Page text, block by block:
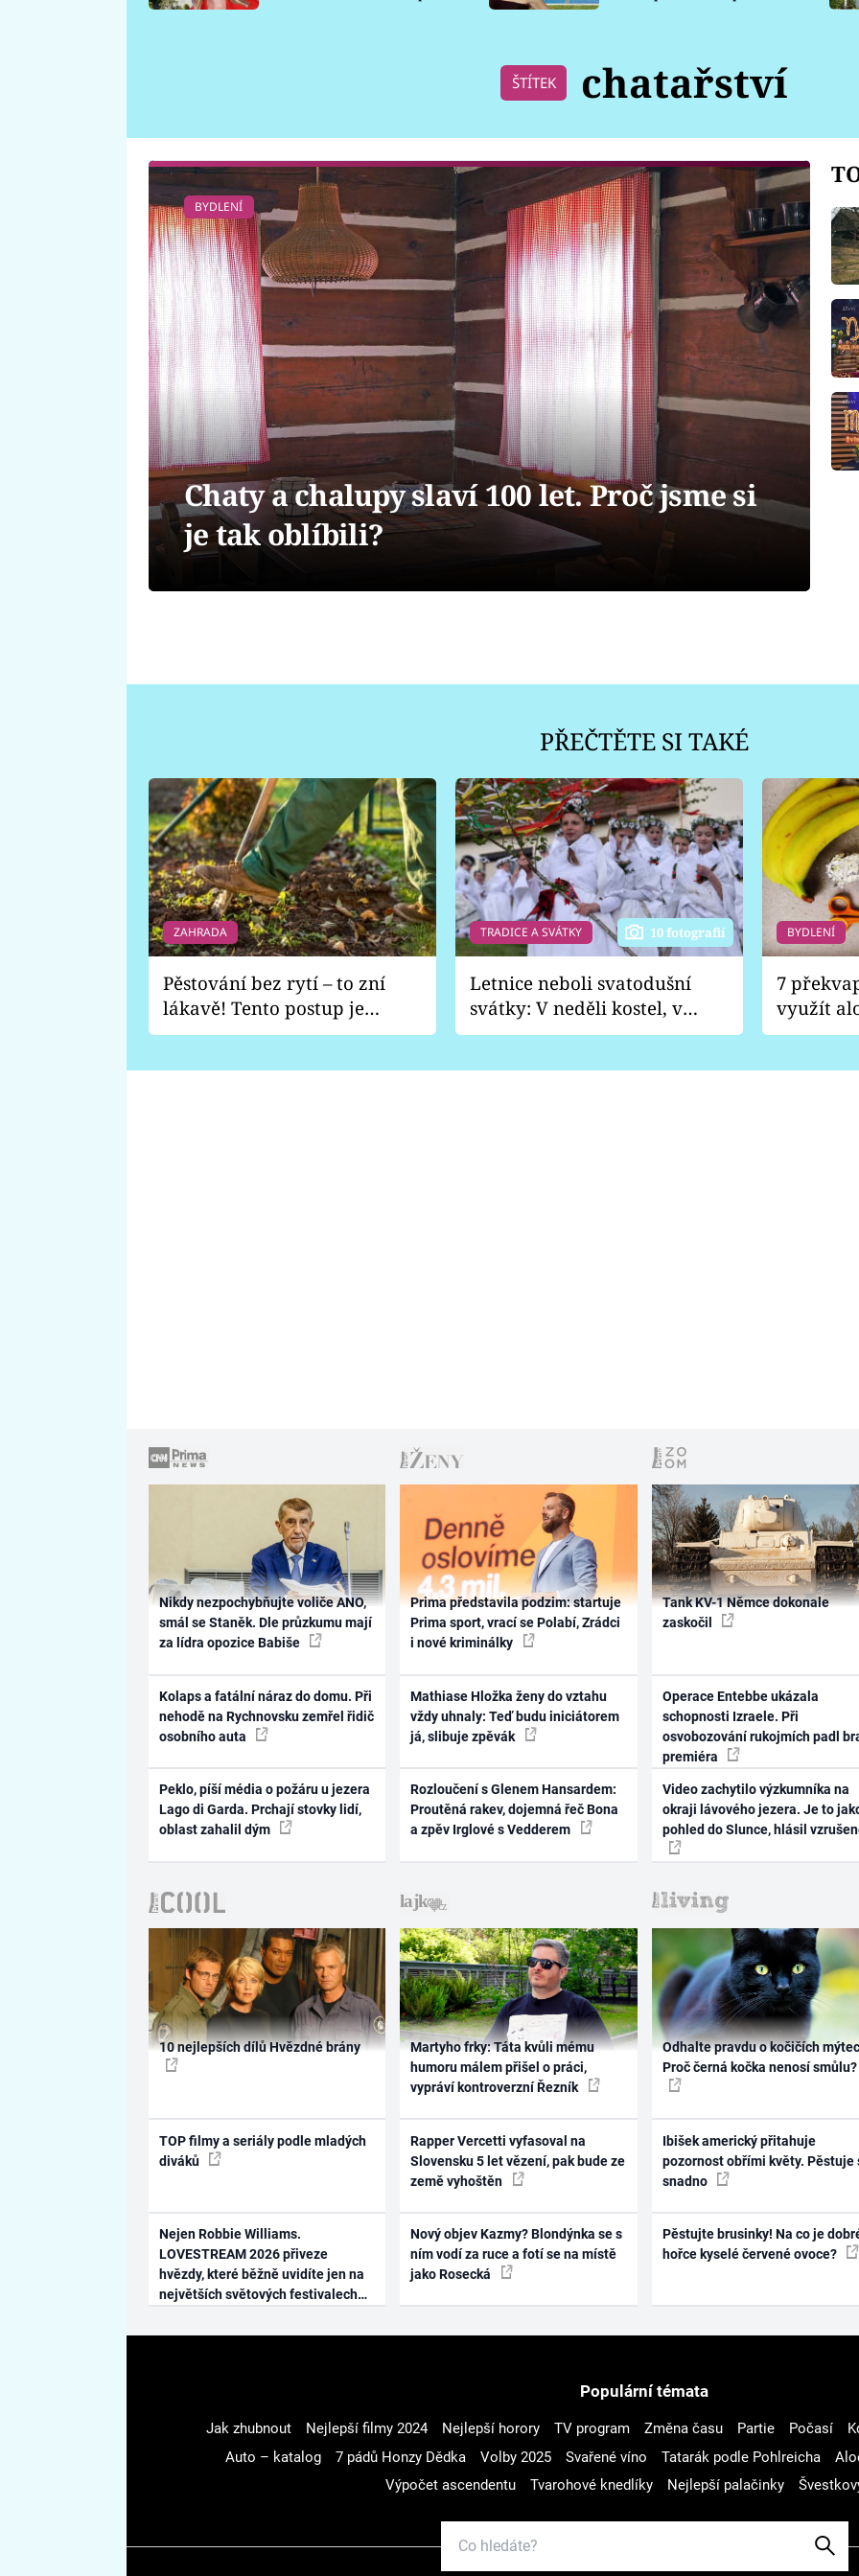
ŠTÍTEK chatařství
BYDLENÍ
Chaty a chalupy slaví 100 let. Proč jsme si
je tak oblíbili?
PŘEČTĚTE SI TAKÉ
ZAHRADA
Pěstování bez rytí – to zní
lákavě! Tento postup je
vhodný jen pro některé
TRADICE A SVÁTKY 10 fotografií
Letnice neboli svatodušní
svátky: V neděli kostel, v
pondělí zábava
BYDLENÍ
7
využít
Nikdy nezpochybňujte voliče ANO,
smál se Staněk. Dle průzkumu mají
za lídra opozice Babiše
Kolaps a fatální náraz do domu. Při
nehodě na Rychnovsku zemřel řidič
osobního auta
Peklo, píší média o požáru u jezera
Lago di Garda. Prchají stovky lidí,
oblast zahalil dým
Prima představila podzim: startuje
Prima sport, vrací se Polabí, Zrádci
i nové kriminálky
Mathiase Hložka ženy do vztahu
vždy uhnaly: Teď budu iniciátorem
já, slibuje zpěvák
Rozloučení s Glenem Hansardem:
Proutěná rakev, dojemná řeč Bona
a zpěv Irglové s Vedderem
Tank KV-1 Němce dokonale
zaskočil
Operace Entebbe ukázala
schopnosti Izraele. Při
osvobozování rukojmích padl
premiéra
Video zachytilo výzkumníka na
okraji lávového jezera. Je to
pohled do Slunce, hlásil
10 nejlepších dílů Hvězdné brány
TOP filmy a seriály podle mladých
diváků
Nejen Robbie Williams.
LOVESTREAM 2026 přiveze
hvězdy, které běžně uvidíte jen na
největších světových festivalech
Martyho frky: Táta kvůli mému
humoru málem přišel o práci,
vypráví kontroverzní Řezník
Rapper Vercetti vyfasoval na
Slovensku 5 let vězení, pak bude ze
země vyhoštěn
Nový objev Kazmy? Blondýnka se s
ním vodí za ruce a fotí se na místě
jako Rosecká
Odhalte pravdu o kočičích
Proč černá kočka nenosí smůlu?
Ibišek americký přitahuje
pozornost obřími květy. Pěstuje
snadno
Pěstujte brusinky! Na co je
hořce kyselé červené ovoce?
Populární témata
Jak zhubnout Nejlepší filmy 2024 Nejlepší horory TV program Změna času Partie Počasí
Auto – katalog
7 pádů Honzy Dědka Volby 2025 Svařené víno Tatarák podle Pohlreicha
Výpočet ascendentu
Tvarohové knedlíky Nejlepší palačinky